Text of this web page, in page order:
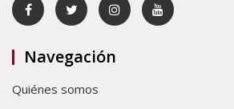
Navegación
Quiénes somos